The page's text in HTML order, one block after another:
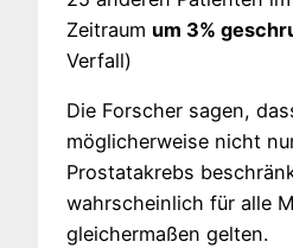
Zeitraum um 3%
Verfall)
Die Forscher sagen,
möglicherweise nicht
Prostatakrebs
wahrscheinlich für alle
gleichermaßen gelten.